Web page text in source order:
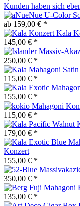
Kunden haben sich
ab 159,00 € *
Kala
145,00 € *
250,00 € *
115,00 € *
155,00 € *
115,00 € *
179,00 € *
Konzert
155,00 € *
350,00 € *
135,00 € *